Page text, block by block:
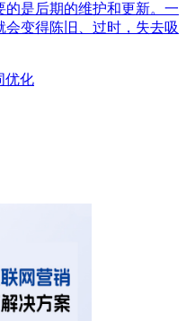
是后期的维护和更新。一
变得陈旧、过时，失去吸
优化